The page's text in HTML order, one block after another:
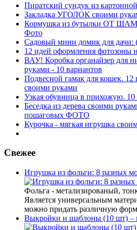
Пиратский сундук из
Закладка УГОЛОК своими
Кормушка из бутылки ОТ
Фото
Садовый мини домик для дачи:
12 идей оформления фотозоны
ВАУ! Коробка органайзер для
руками - 10 вариантов
Подвесной гамак для кошек. 12
своими руками
Узкая обувница в прихожую.
Беседка из дерева своими
пошаговых ФОТО
Курочка - мягкая игрушка
Свежее
Игрушка из фольги: 8 разных
Фольга - метализированый,
Является универсальным
можно придать различную
Выкройки и шаблоны (10 шт) –